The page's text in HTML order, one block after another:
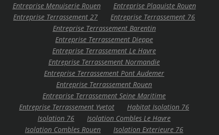
Entreprise Menuiserie Rouen
Entreprise Plaquiste Rouen
Entreprise Terrassement 27
Entreprise Terrassement 76
Entreprise Terrassement Barentin
Entreprise Terrassement Dieppe
Entreprise Terrassement Le Havre
Entreprise Terrassement Normandie
Entreprise Terrassement Pont Audemer
Entreprise Terrassement Rouen
Entreprise Terrassement Seine Maritime
Entreprise Terrassement Yvetot
Habitat Isolation 76
Isolation 76
Isolation Combles Le Havre
Isolation Combles Rouen
Isolation Exterieure 76